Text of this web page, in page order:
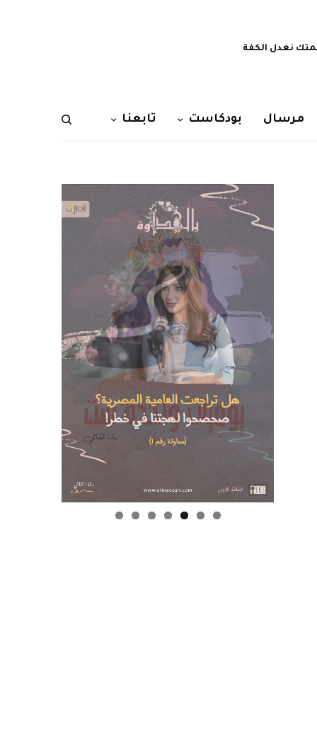
نعدل الكفة
مرسال بودكاست تابعنا